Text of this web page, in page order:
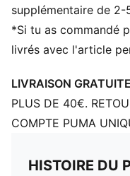
Tige en textile
Fermeture à lacets
Dénivelé talon-pointe
Recommandé pour :
Détails brandés PUMA
supplémentaire de
*Si tu as commandé
livrés avec l'article
LIVRAISON GRATUITE
PLUS DE 40€.
COMPTE PUMA
HISTOIRE DU